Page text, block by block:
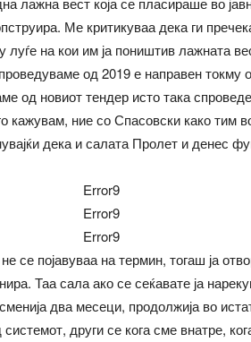
Ме критикуваа дека ги
на кои им ја поништив лажната
од 2019 е направен токму
од новиот тендер исто така
кажувам, ние со Спасовски како тим
дека и салата Пролет и денес
Error9
Error9
Error9
се појавуваа на термин, тогаш ја
Таа сала ако се сеќавате ја
два месеци, продолжија во
други се кога сме внатре,